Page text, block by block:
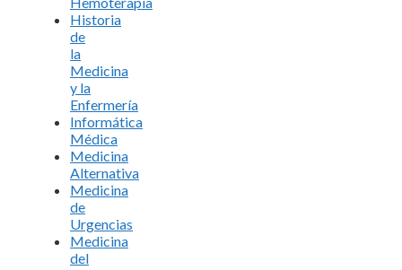
Historia
de
la
Medicina
y la
Enfermería
Informática
Médica
Medicina
Alternativa
Medicina
de
Urgencias
Medicina
del